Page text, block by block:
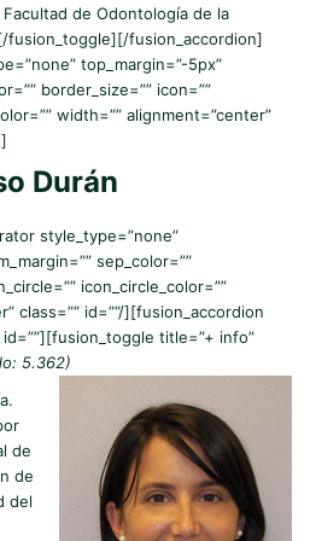
de Odontología de la
fusion_toggle][/fusion_accordion]
top_margin=”-5px”
border_size=”” icon=””
width=”” alignment=”center”
Durán
style_type=”none”
sep_color=””
icon_circle_color=””
class=”” id=””/][fusion_accordion
id=””][fusion_toggle title=”+ info”
5.362)
de
de
del